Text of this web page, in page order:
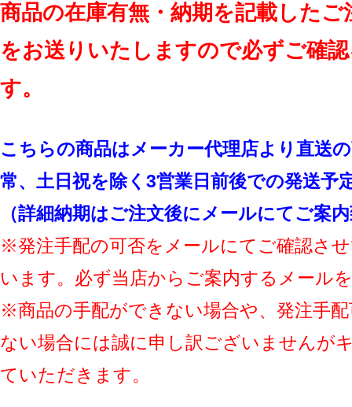
商品の在庫有無・納期を記載したご
をお送りいたしますので必ずご確
す。
こちらの商品はメーカー代理店より直送
常、土日祝を除く3営業日前後での発送予
（詳細納期はご注文後にメールにてご案
※発注手配の可否をメールにてご確認さ
います。必ず当店からご案内するメール
※商品の手配ができない場合や、発注手
ない場合には誠に申し訳ございませんが
ていただきます。